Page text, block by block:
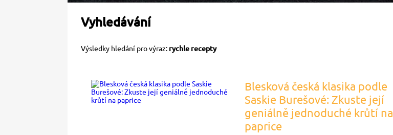
Vyhledávání
Výsledky hledání pro výraz: rychle recepty
Blesková česká klasika podle
Saskie Burešové: Zkuste její
geniálně jednoduché krůtí na
paprice